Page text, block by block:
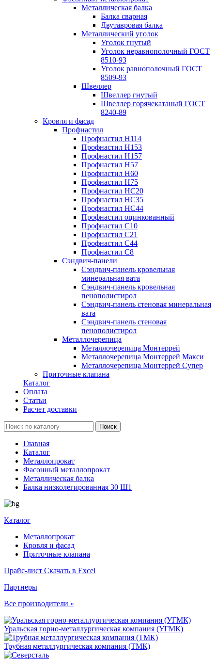
Металлическая балка
Балка сварная
Двутавровая балка
Металлический уголок
Уголок гнутый
Уголок неравнополочный ГОСТ
8510-93
Уголок равнополочный ГОСТ
8509-93
Швеллер
Швеллер гнутый
Швеллер горячекатаный ГОСТ
8240-89
Кровля и фасад
Профнастил
Профнастил Н114
Профнастил Н153
Профнастил Н157
Профнастил Н57
Профнастил Н60
Профнастил Н75
Профнастил НС20
Профнастил НС35
Профнастил НС44
Профнастил оцинкованный
Профнастил С10
Профнастил С21
Профнастил С44
Профнастил С8
Сэндвич-панели
Сэндвич-панель кровельная
минеральная вата
Сэндвич-панель кровельная
пенополистирол
Сэндвич-панель стеновая минеральная
вата
Сэндвич-панель стеновая
пенополистирол
Металлочерепица
Металлочерепица Монтеррей
Металлочерепица Монтеррей Макси
Металлочерепица Монтеррей Супер
Приточные клапана
Каталог
Оплата
Статьи
Расчет доставки
Главная
Каталог
Металлопрокат
Фасонный металлопрокат
Металлическая балка
Балка низколегированная 30 Ш1
Каталог
Металлопрокат
Кровля и фасад
Приточные клапана
Прайс-лист Скачать в Excel
Партнеры
Все производители »
Уральская горно-металлургическая компания (УГМК)
Трубная металлургическая компания (ТМК)